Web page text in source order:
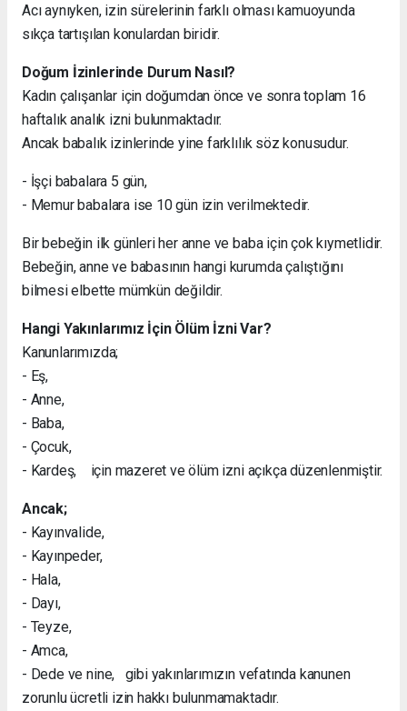
Acı aynıyken, izin sürelerinin farklı olması kamuoyunda
sıkça tartışılan konulardan biridir.
Doğum İzinlerinde Durum Nasıl?
Kadın çalışanlar için doğumdan önce ve sonra toplam 16
haftalık analık izni bulunmaktadır.
Ancak babalık izinlerinde yine farklılık söz konusudur.
- İşçi babalara 5 gün,
- Memur babalara ise 10 gün izin verilmektedir.
Bir bebeğin ilk günleri her anne ve baba için çok kıymetlidir.
Bebeğin, anne ve babasının hangi kurumda çalıştığını
bilmesi elbette mümkün değildir.
Hangi Yakınlarımız İçin Ölüm İzni Var?
Kanunlarımızda;
- Eş,
- Anne,
- Baba,
- Çocuk,
- Kardeş, için mazeret ve ölüm izni açıkça düzenlenmiştir.
Ancak;
- Kayınvalide,
- Kayınpeder,
- Hala,
- Dayı,
- Teyze,
- Amca,
- Dede ve nine, gibi yakınlarımızın vefatında kanunen
zorunlu ücretli izin hakkı bulunmamaktadır.